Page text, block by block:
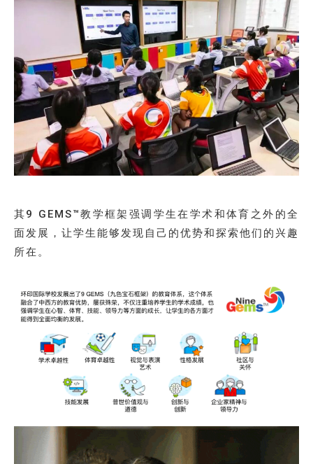
其9 GEMS™教学框架强调学生在学术和体育之外的全
面发展，让学生能够发现自己的优势和探索他们的兴趣
所在。